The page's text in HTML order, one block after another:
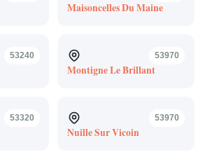
Maisoncelles Du Maine
53240 53970
Montigne Le Brillant
53320 53970
Nuille Sur Vicoin